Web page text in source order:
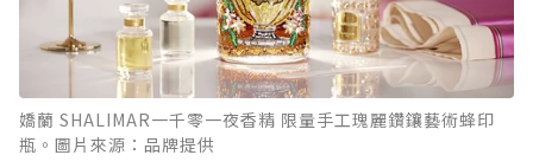
嬌蘭 SHALIMAR一千零一夜香精 限量手工瑰麗鑽鑲藝術蜂印
瓶。圖片來源：品牌提供